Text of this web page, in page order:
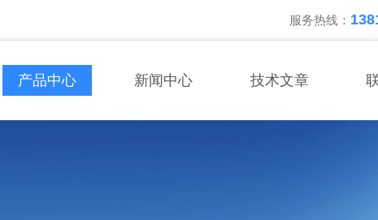
服务热线：
产品中心 新闻中心 技术文章